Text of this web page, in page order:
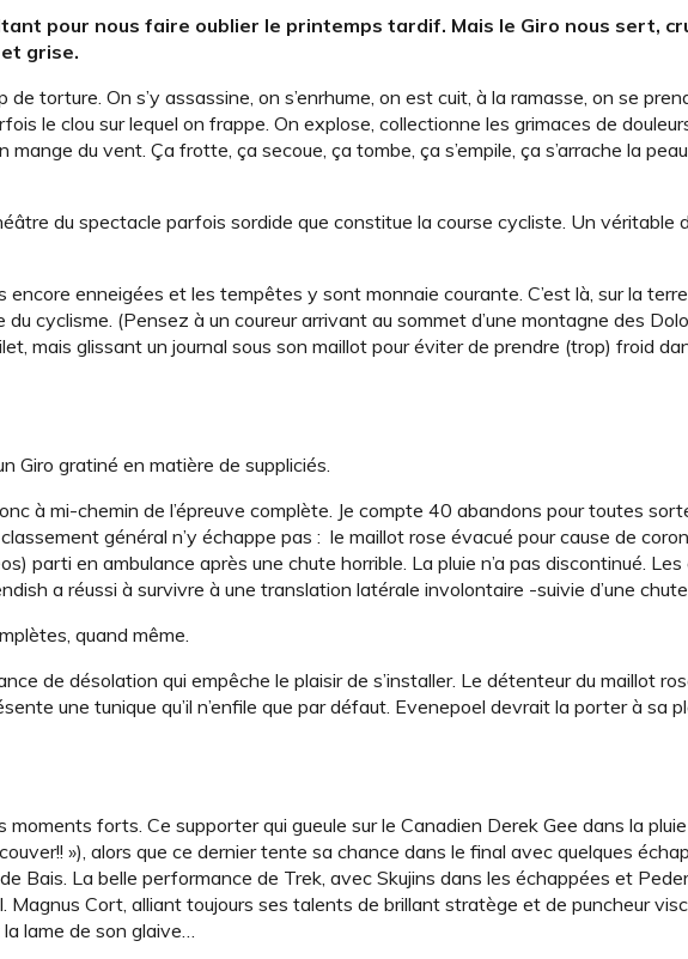
pour nous faire oublier le printemps tardif. Mais le Giro nous sert,
grise.
torture. On s’y assassine, on s’enrhume, on est cuit, à la ramasse, on se
le clou sur lequel on frappe. On explose, collectionne les grimaces de
mange du vent. Ça frotte, ça secoue, ça tombe, ça s’empile, ça s’arrache la
du spectacle parfois sordide que constitue la course cycliste. Un véritable
enneigées et les tempêtes y sont monnaie courante. C’est là, sur la
cyclisme. (Pensez à un coureur arrivant au sommet d’une montagne des
mais glissant un journal sous son maillot pour éviter de prendre (trop) froid
Giro gratiné en matière de suppliciés.
à mi-chemin de l’épreuve complète. Je compte 40 abandons pour toutes
général n’y échappe pas : le maillot rose évacué pour cause de
parti en ambulance après une chute horrible. La pluie n’a pas discontinué.
a réussi à survivre à une translation latérale involontaire -suivie d’une
quand même.
de désolation qui empêche le plaisir de s’installer. Le détenteur du maillot
une tunique qu’il n’enfile que par défaut. Evenepoel devrait la porter à sa
moments forts. Ce supporter qui gueule sur le Canadien Derek Gee dans la
»), alors que ce dernier tente sa chance dans le final avec quelques
Bais. La belle performance de Trek, avec Skujins dans les échappées et
Magnus Cort, alliant toujours ses talents de brillant stratège et de puncheur
lame de son glaive…